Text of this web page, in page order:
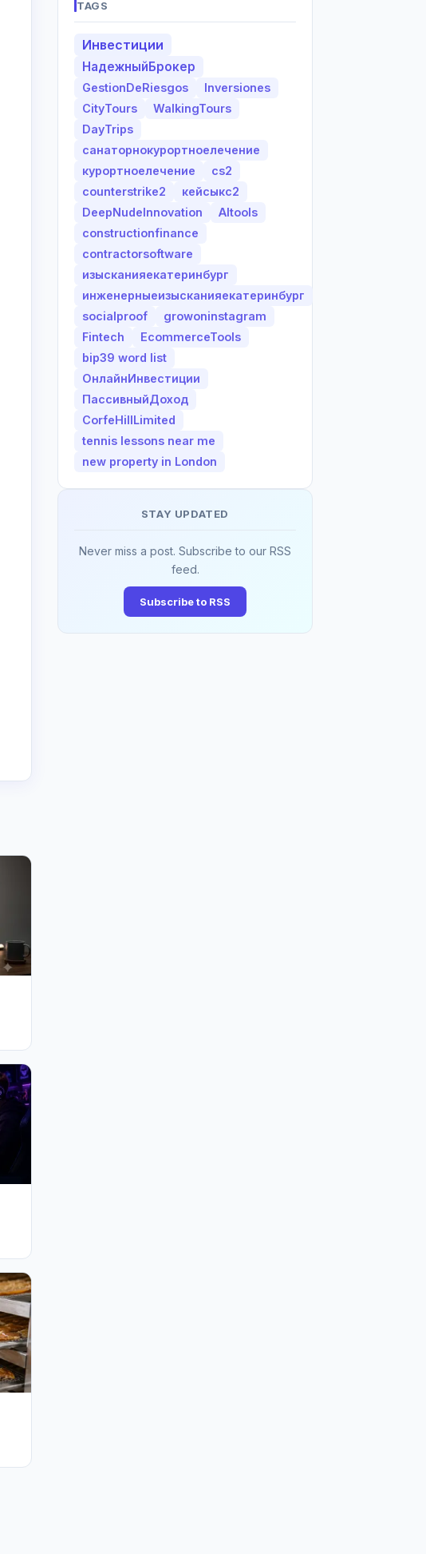
TAGS
Инвестиции
НадежныйБрокер
GestionDeRiesgos
Inversiones
CityTours
WalkingTours
DayTrips
санаторнокурортноелечение
курортноелечение
cs2
counterstrike2
кейсыкс2
DeepNudeInnovation
AItools
constructionfinance
contractorsoftware
изысканияекатеринбург
инженерныеизысканияекатеринбург
socialproof
growoninstagram
Fintech
EcommerceTools
bip39 word list
ОнлайнИнвестиции
ПассивныйДоход
CorfeHillLimited
tennis lessons near me
new property in London
STAY UPDATED
Never miss a post. Subscribe to our RSS
feed.
Subscribe to RSS